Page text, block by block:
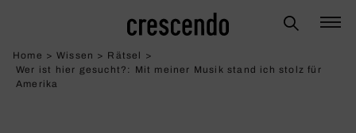
Home > Wissen > Rätsel >
Wer ist hier gesucht?: Mit meiner Musik stand ich stolz für
Amerika